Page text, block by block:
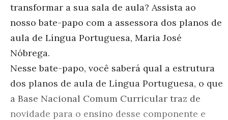
transformar a sua sala de aula? Assista ao
nosso bate-papo com a assessora dos planos de
aula de Língua Portuguesa, Maria José
Nóbrega.
Nesse bate-papo, você saberá qual a estrutura
dos planos de aula de Língua Portuguesa, o que
a Base Nacional Comum Curricular traz de
novidade para o ensino desse componente e